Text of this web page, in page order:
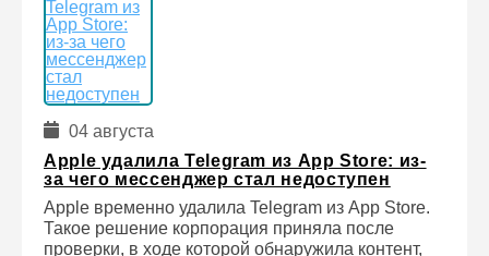
04 августа
Apple удалила Telegram из App Store: из-
за чего мессенджер стал недоступен
Apple временно удалила Telegram из App Store.
Такое решение корпорация приняла после
проверки, в ходе которой обнаружила контент,